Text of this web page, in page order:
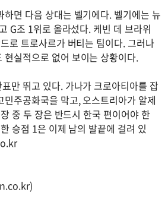
하면 다음 상대는 벨기에다. 벨기에는 뉴
G조 1위로 올라섰다. 케빈 데 브라위
로 트로사르가 버티는 팀이다. 그러나
현실적으로 없어 보이는 상황이다.
만 뛰고 있다. 가나가 크로아티아를 잡
민주공화국을 막고, 오스트리아가 알제
중 두 장은 반드시 한국 편이어야 한
승점 1은 이제 남의 발끝에 걸려 있
)